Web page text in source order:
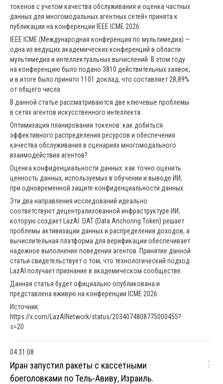
токенов с учетом качества обслуживания и оценка частных
данных для многомодальных агентных сетей» принята к
публикации на конференции IEEE ICME 2026.
IEEE ICME (Международная конференция по мультимедиа) —
одна из ведущих академических конференций в области
мультимедиа и интеллектуальных вычислений. В этом году
на конференцию было подано 3810 действительных заявок,
и в итоге было принято 1101 доклад, что составляет 28,89%
от общего числа.
В данной статье рассматриваются две ключевые проблемы
в сетях агентов искусственного интеллекта:
Оптимизация планирования токенов: как добиться
эффективного распределения ресурсов и обеспечения
качества обслуживания в сценариях многомодального
взаимодействия агентов?
Оценка конфиденциальности данных: как точно оценить
ценность данных, используемых в обучении и выводе ИИ,
при одновременной защите конфиденциальности данных.
Эти два направления исследований идеально
соответствуют децентрализованной инфраструктуре ИИ,
которую создает LazAI: DAT (Data Anchoring Token) решает
проблемы активизации данных и распределения доходов, а
вычислительная платформа для верификации обеспечивает
надежное выполнение поведения агентов. Принятие данной
статьи свидетельствует о том, что технологический подход
LazAI получает признание в академическом сообществе.
Данная статья будет официально опубликована и
представлена ​​вживую на конференции ICME 2026.
Источник:
https://x.com/LazAINetwork/status/2034074808775000455?
s=20
04:31:08
Иран запустил ракеты с кассетными
боеголовками по Тель-Авиву, Израиль.